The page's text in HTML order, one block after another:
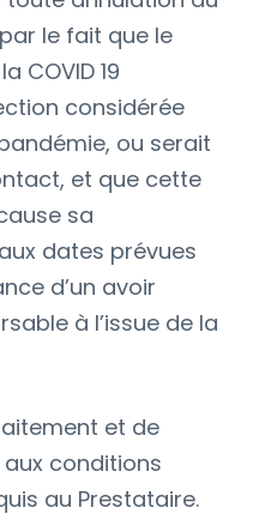
le fait que le
COVID 19
considérée
ou serait
et que cette
sa
dates prévues
d’un avoir
à l’issue de la
et de
conditions
au Prestataire.